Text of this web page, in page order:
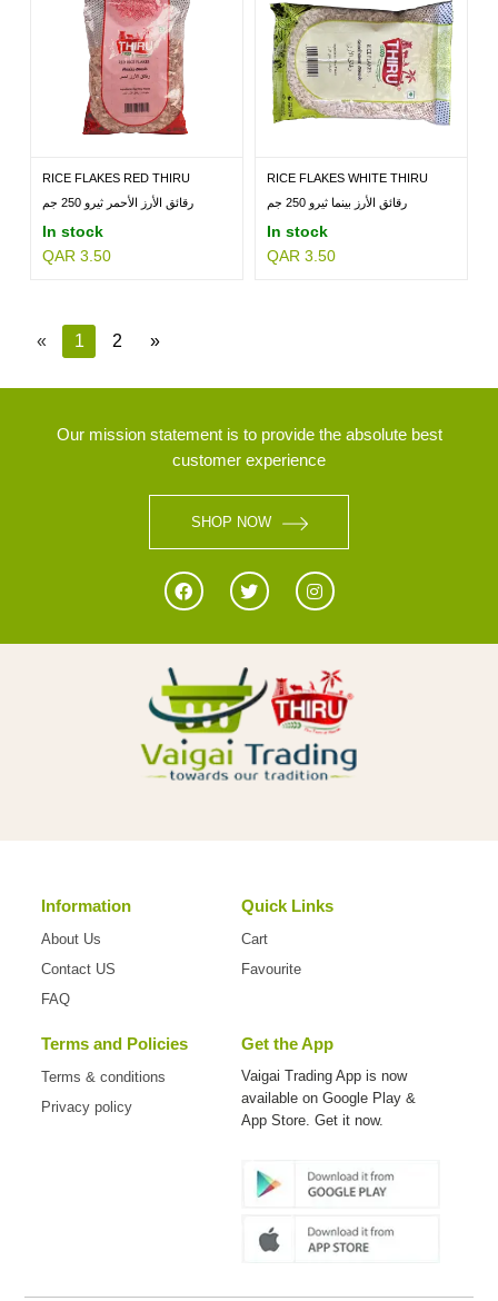
RICE FLAKES RED THIRU
250GM رقائق الأرز الأحمر ثيرو 250 جم
In stock
QAR 3.50
RICE FLAKES WHITE THIRU
250GM رقائق الأرز بينما ثيرو 250 جم
In stock
QAR 3.50
« 1 2 »
Our mission statement is to provide the absolute best
customer experience
SHOP NOW
Information
About Us
Contact US
FAQ
Quick Links
Cart
Favourite
Terms and Policies
Terms & conditions
Privacy policy
Get the App
Vaigai Trading App is now
available on Google Play &
App Store. Get it now.